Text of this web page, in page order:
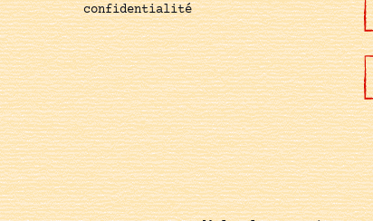
confidentialité